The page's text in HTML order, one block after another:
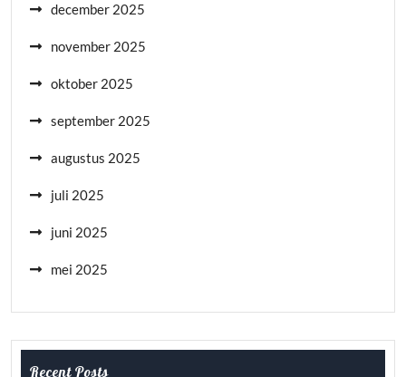
december 2025
november 2025
oktober 2025
september 2025
augustus 2025
juli 2025
juni 2025
mei 2025
Recent Posts